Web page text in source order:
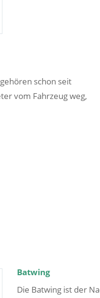
schon seit
vom Fahrzeug weg,
Batwing
Die Batwing ist der